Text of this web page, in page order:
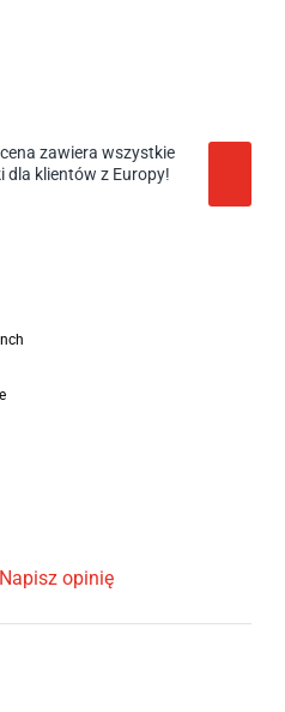
zawiera wszystkie
dla klientów z Europy!
Napisz opinię